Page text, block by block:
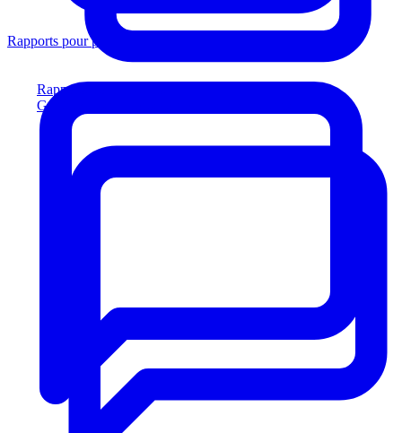
Rapports pour prêteurs
Générez des rapports conformes aux prêteurs
Rapports pour prêteurs